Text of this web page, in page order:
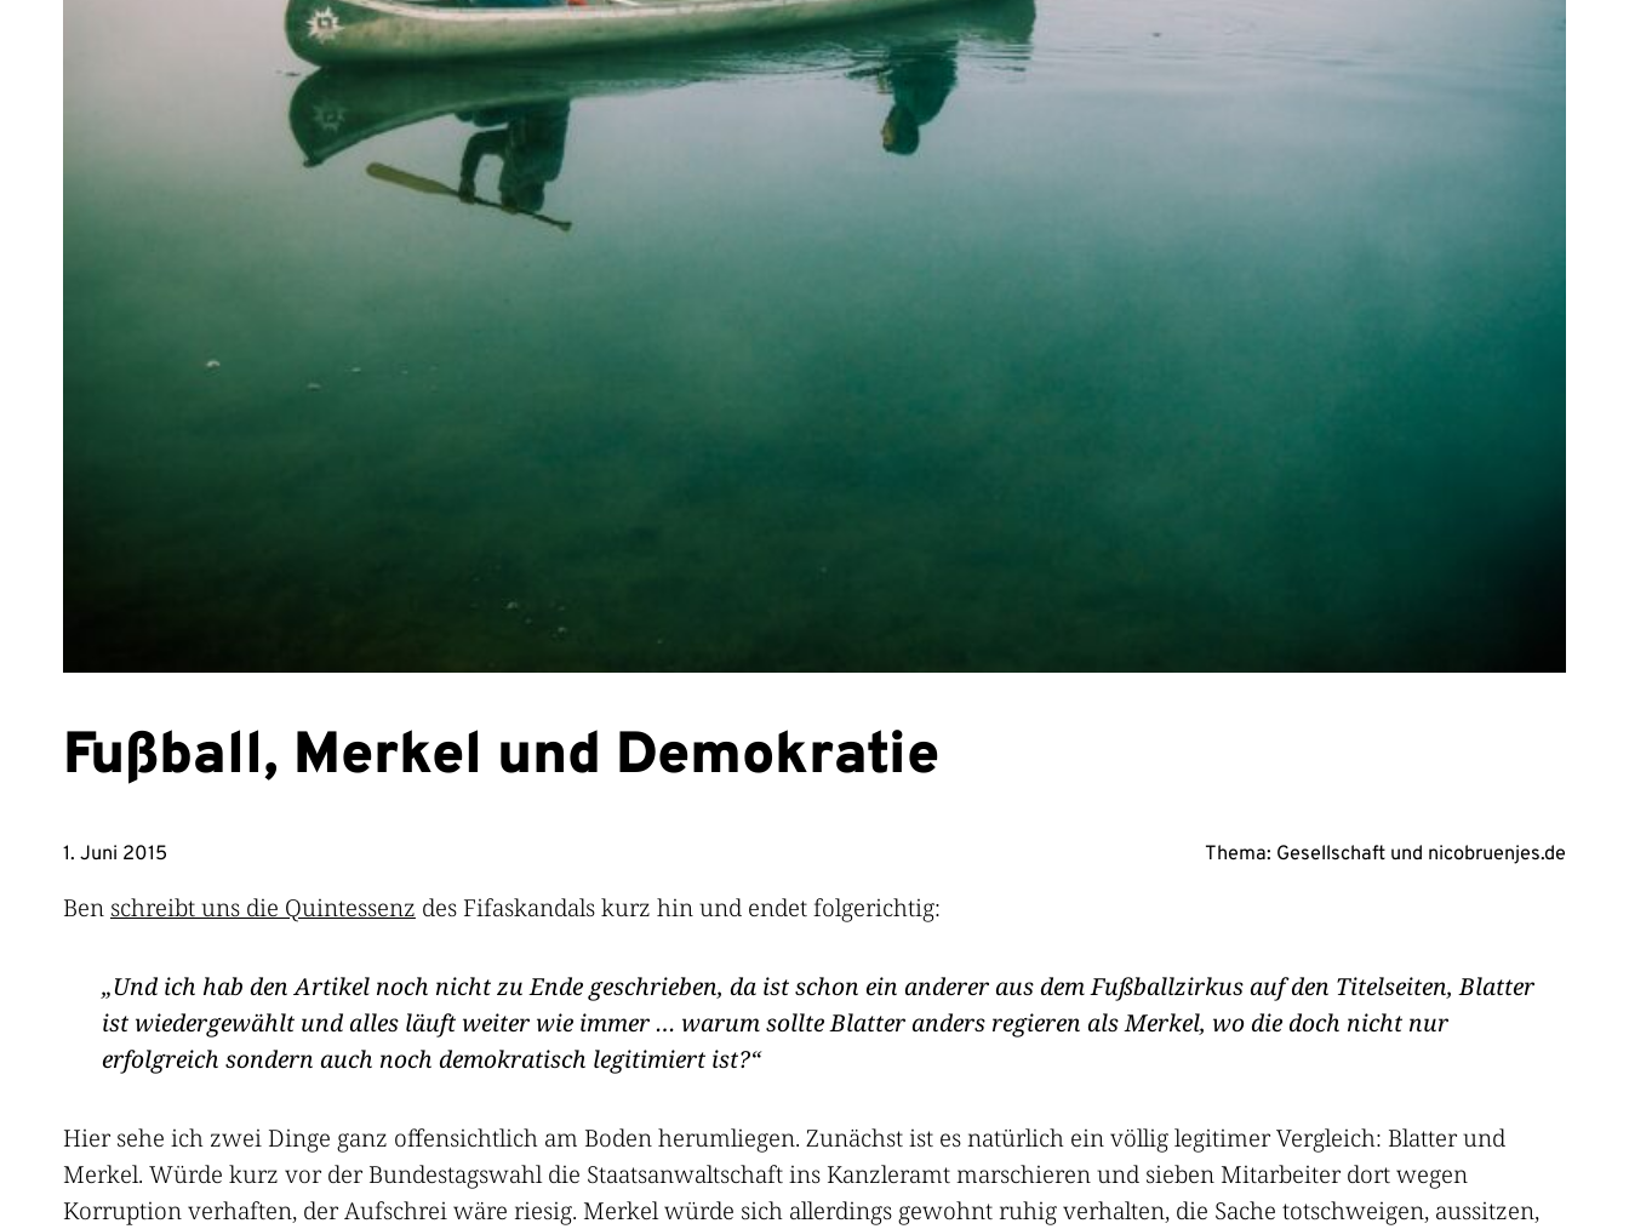
Fußball, Merkel und Demokratie
1. Juni 2015 Thema: Gesellschaft und nicobruenjes.de
Ben schreibt uns die Quintessenz des Fifaskandals kurz hin und endet folgerichtig:
Und ich hab den Artikel noch nicht zu Ende geschrieben, da ist schon ein anderer aus dem Fußballzirkus auf den Titelseiten, Blatter
ist wiedergewählt und alles läuft weiter wie immer … warum sollte Blatter anders regieren als Merkel, wo die doch nicht nur
erfolgreich sondern auch noch demokratisch legitimiert ist?
Hier sehe ich zwei Dinge ganz offensichtlich am Boden herumliegen. Zunächst ist es natürlich ein völlig legitimer Vergleich: Blatter und
Merkel. Würde kurz vor der Bundestagswahl die Staatsanwaltschaft ins Kanzleramt marschieren und sieben Mitarbeiter dort wegen
Korruption verhaften, der Aufschrei wäre riesig. Merkel würde sich allerdings gewohnt ruhig verhalten, die Sache totschweigen, aussitzen,